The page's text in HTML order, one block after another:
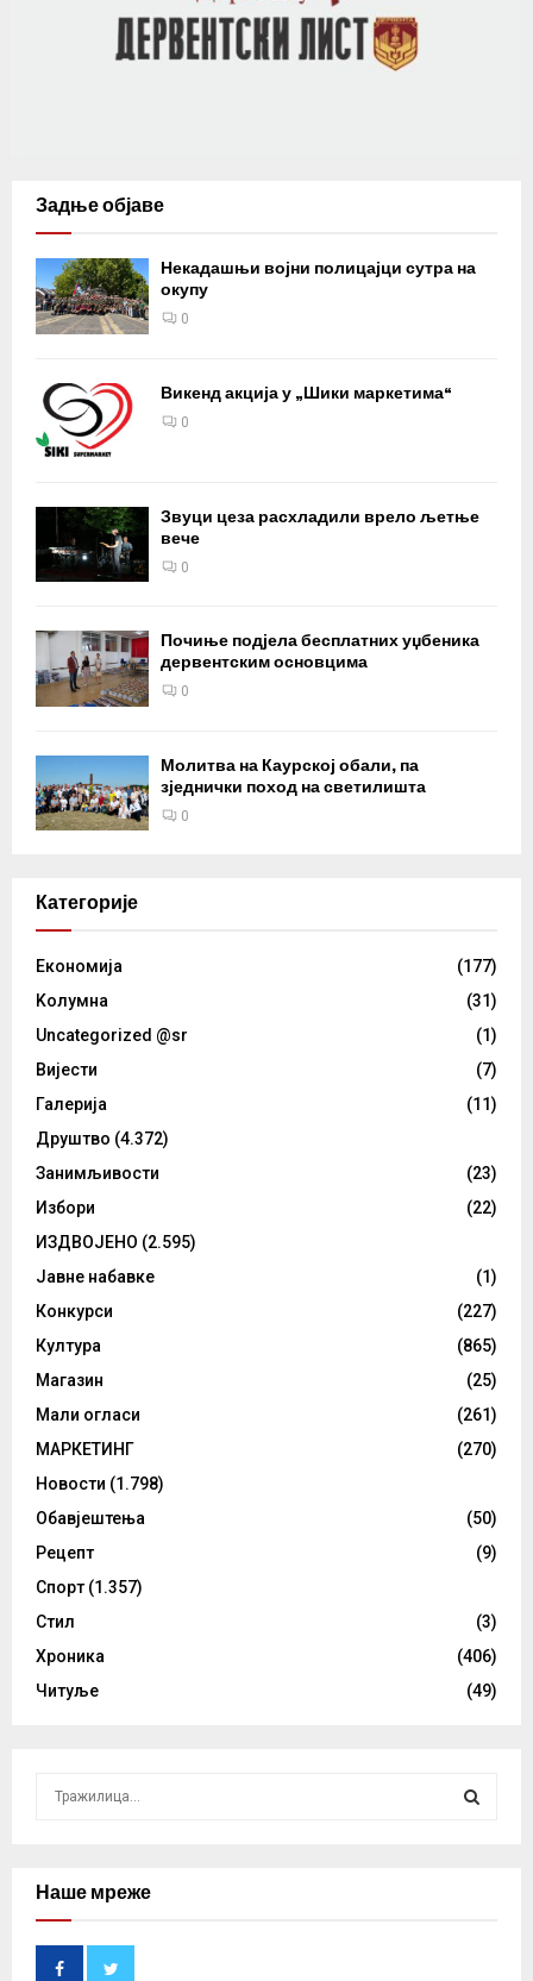
Задње објаве
Некадашњи војни полицајци сутра на
окупу
0
Викенд акција у „Шики маркетима“
0
Звуци цеза расхладили врело љетње
вече
0
Почиње подјела бесплатних уџбеника
дервентским основцима
0
Молитва на Каурској обали, па
зједнички поход на светилишта
0
Категорије
Eкономија
(177)
Kолумнa
(31)
Uncategorized @sr
(1)
Вијести
(7)
Галерија
(11)
Друштво (4.372)
Занимљивости
(23)
Избори
(22)
ИЗДВОЈЕНО (2.595)
Јавне набавке
(1)
Конкурси
(227)
Култура
(865)
Магазин
(25)
Мали огласи
(261)
МАРКЕТИНГ
(270)
Новости (1.798)
Обавјештења
(50)
Рецепт
(9)
Спорт (1.357)
Стил
(3)
Хроника
(406)
Читуље
(49)
cНаше мреже